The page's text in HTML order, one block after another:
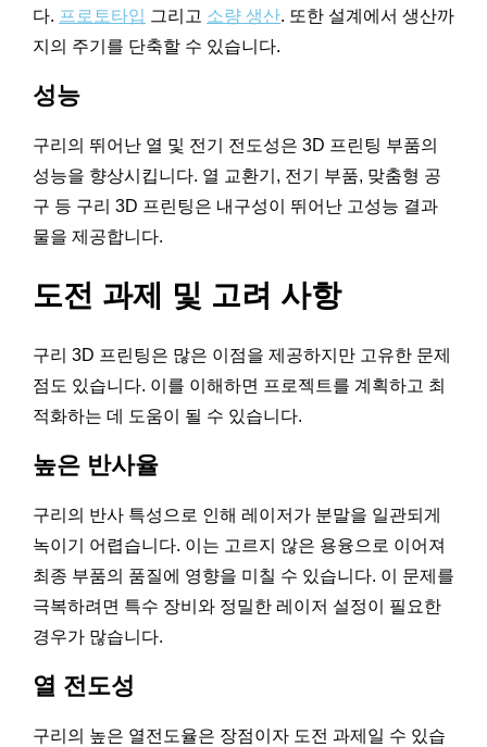
다. 프로토타입 그리고 소량 생산. 또한 설계에서 생산까
지의 주기를 단축할 수 있습니다.
성능
구리의 뛰어난 열 및 전기 전도성은 3D 프린팅 부품의
성능을 향상시킵니다. 열 교환기, 전기 부품, 맞춤형 공
구 등 구리 3D 프린팅은 내구성이 뛰어난 고성능 결과
물을 제공합니다.
도전 과제 및 고려 사항
구리 3D 프린팅은 많은 이점을 제공하지만 고유한 문제
점도 있습니다. 이를 이해하면 프로젝트를 계획하고 최
적화하는 데 도움이 될 수 있습니다.
높은 반사율
구리의 반사 특성으로 인해 레이저가 분말을 일관되게
녹이기 어렵습니다. 이는 고르지 않은 용융으로 이어져
최종 부품의 품질에 영향을 미칠 수 있습니다. 이 문제를
극복하려면 특수 장비와 정밀한 레이저 설정이 필요한
경우가 많습니다.
열 전도성
구리의 높은 열전도율은 장점이자 도전 과제일 수 있습